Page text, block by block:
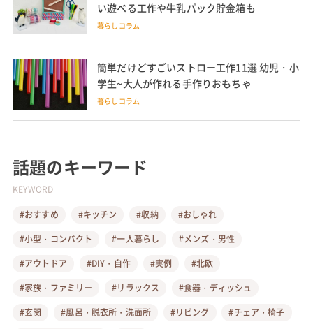
い遊べる工作や牛乳パック貯金箱も
暮らしコラム
簡単だけどすごいストロー工作11選 幼児・小
学生~大人が作れる手作りおもちゃ
暮らしコラム
話題のキーワード
KEYWORD
#おすすめ
#キッチン #収納
#おしゃれ
#小型・コンパクト
#一人暮らし
#メンズ・男性
#アウトドア
#DIY・自作 #実例
#北欧
#家族・ファミリー
#リラックス
#食器・ディッシュ
#玄関
#風呂・脱衣所・洗面所 #リビング
#チェア・椅子